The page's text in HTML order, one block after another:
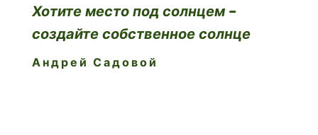
Хотите место под солнцем -
создайте собственное солнце
Андрей Садовой